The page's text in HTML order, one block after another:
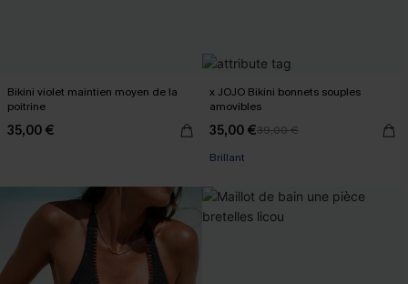
Bikini violet maintien moyen de la
poitrine
35,00 €
x JOJO Bikini bonnets souples
amovibles
35,00 €39,00 €
Brillant